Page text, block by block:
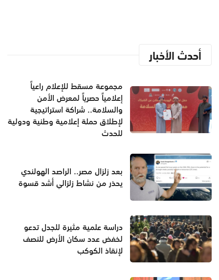
أحدث الأخبار
مجموعة مسقط للإعلام راعياً
إعلامياً حصرياً لمعرض الأمن
والسلامة.. شراكة استراتيجية
لإطلاق حملة إعلامية وطنية ودولية
للحدث
بعد زلزال مصر.. الراصد الهولندي
يحذر من نشاط زلزالي أشد قسوة
دراسة علمية مثيرة للجدل تدعو
لخفض عدد سكان الأرض للنصف
لإنقاذ الكوكب